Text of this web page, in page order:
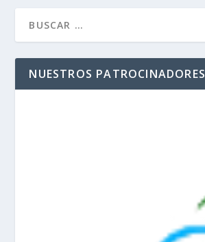
NUESTROS PATROCINADORES